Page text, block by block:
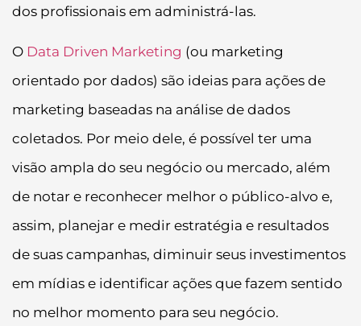
dos profissionais em administrá-las.
O Data Driven Marketing (ou marketing
orientado por dados) são ideias para ações de
marketing baseadas na análise de dados
coletados. Por meio dele, é possível ter uma
visão ampla do seu negócio ou mercado, além
de notar e reconhecer melhor o público-alvo e,
assim, planejar e medir estratégia e resultados
de suas campanhas, diminuir seus investimentos
em mídias e identificar ações que fazem sentido
no melhor momento para seu negócio.